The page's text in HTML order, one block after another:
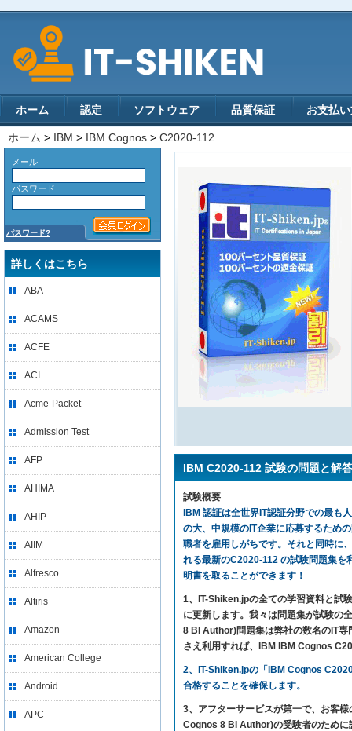
ホーム 認定 ソフトウェア 品質保証 お支払
ホーム > IBM > IBM Cognos > C2020-112
メール
パスワード
パスワード?
詳しくはこちら
ABA
ACAMS
ACFE
ACI
Acme-Packet
Admission Test
AFP
AHIMA
AHIP
AIIM
Alfresco
Altiris
Amazon
American College
Android
APC
IBM C2020-112 試験の問題と解答
試験概要
IBM 認証は全世界IT認証分野での最も
の大、中規模のIT企業に応募するため
職者を雇用しがちです。それと同時に
れる最新のC2020-112 の試験問題集
明書を取ることができます！
1、IT-Shiken.jpの全ての学習資料と試
に更新します。我々は問題集が試験の
8 BI Author)問題集は弊社の数名のIT専
さえ利用すれば、IBM IBM Cognos
2、IT-Shiken.jpの「IBM Cognos
合格することを確保します。
3、アフターサービスが第一で、お客
Cognos 8 BI Author)の受験者のために